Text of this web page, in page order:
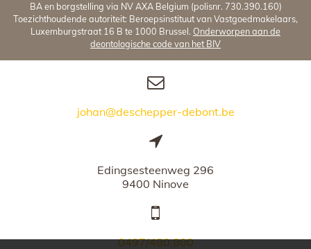
BA en borgstelling via NV AXA Belgium (polisnr. 730.390.160)
Toezichthoudende autoriteit: Beroepsinstituut van Vastgoedmakelaars,
Luxemburgstraat 16 B te 1000 Brussel. Onderworpen aan de
deontologische code van het BIV
johan@deschepper-debont.be
Edingsesteenweg 296
9400 Ninove
0497/480.800